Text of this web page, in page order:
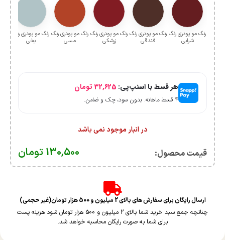
رنگ مو پودری رنگ
شرابی
رنگ مو پودری رنگ
فندقی
رنگ مو پودری رنگ
زرشکی
رنگ مو پودری رنگ
مسی
رنگ مو پودری رنگ
یخی
هر قسط با اسنپ‌پی: 32,625 تومان
۴ قسط ماهانه. بدون سود، چک و ضامن.
در انبار موجود نمی باشد
قیمت محصول:​ 130,500 تومان
ارسال رایگان برای سفارش های بالای 2 میلیون و 500 هزار تومان(غیر حجمی)
چنانچه جمع سبد خرید شما بالای 2 میلیون و 500 هزار تومان شود هزینه پست
برای شما به صورت رایگان محاسبه خواهد شد.